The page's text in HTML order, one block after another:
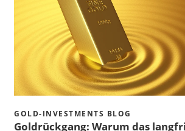
GOLD-INVESTMENTS BLOG
Goldrückgang: Warum das